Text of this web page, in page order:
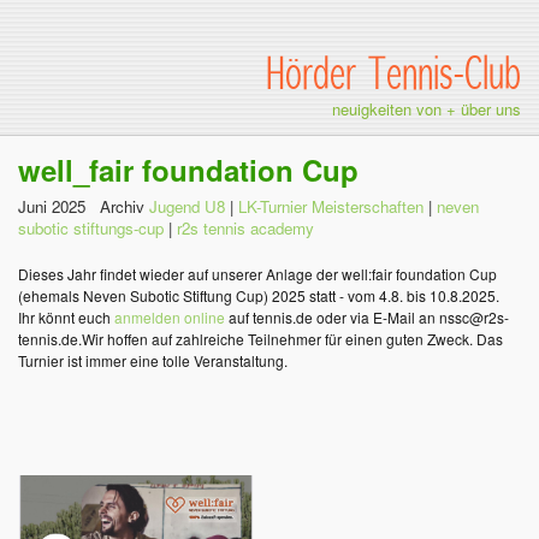
Hörder Tennis-Club
neuigkeiten von + über uns
well_fair foundation Cup
Juni 2025 Archiv Jugend U8 | LK-Turnier Meisterschaften | neven
subotic stiftungs-cup | r2s tennis academy
Dieses Jahr findet wieder auf unserer Anlage der well:fair foundation Cup
(ehemals Neven Subotic Stiftung Cup) 2025 statt - vom 4.8. bis 10.8.2025.
Ihr könnt euch anmelden online auf tennis.de oder via E-Mail an nssc@r2s-
tennis.de.Wir hoffen auf zahlreiche Teilnehmer für einen guten Zweck. Das
Turnier ist immer eine tolle Veranstaltung.